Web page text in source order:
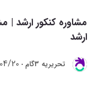
مشاوره کنکور ارشد |
ارشد
تحريريه 3گام 20